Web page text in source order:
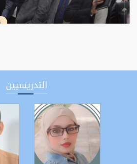
التدريسيين